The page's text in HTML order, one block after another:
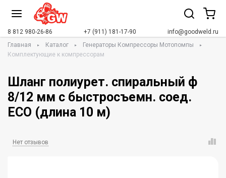
8 812 980-26-86 +7 (911) 181-17-90
info@goodweld.ru
Главная
Каталог
Генераторы Компрессоры Мотопомпы
Комплектующие к компрессорам
Шланг полиурет. спиральный ф
8/12 мм c быстросъемн. соед.
ECO (длина 10 м)
Нет отзывов